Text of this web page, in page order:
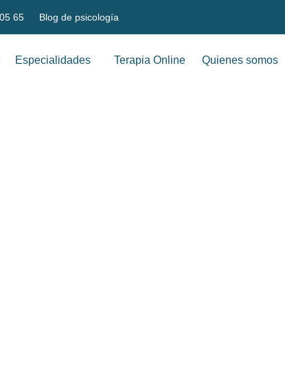
65 Blog de psicología
Especialidades Terapia Online Quienes somos